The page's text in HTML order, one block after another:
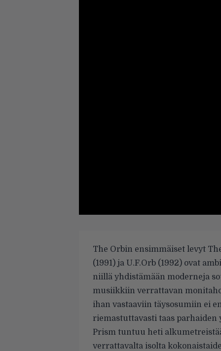
The Orbin ensimmäiset levyt
(1991) ja U.F.Orb (1992) ovat
niillä yhdistämään moderneja
musiikkiin verrattavan
ihan vastaaviin täysosumiin ei
riemastuttavasti taas parhaiden
Prism tuntuu heti
verrattavalta isolta